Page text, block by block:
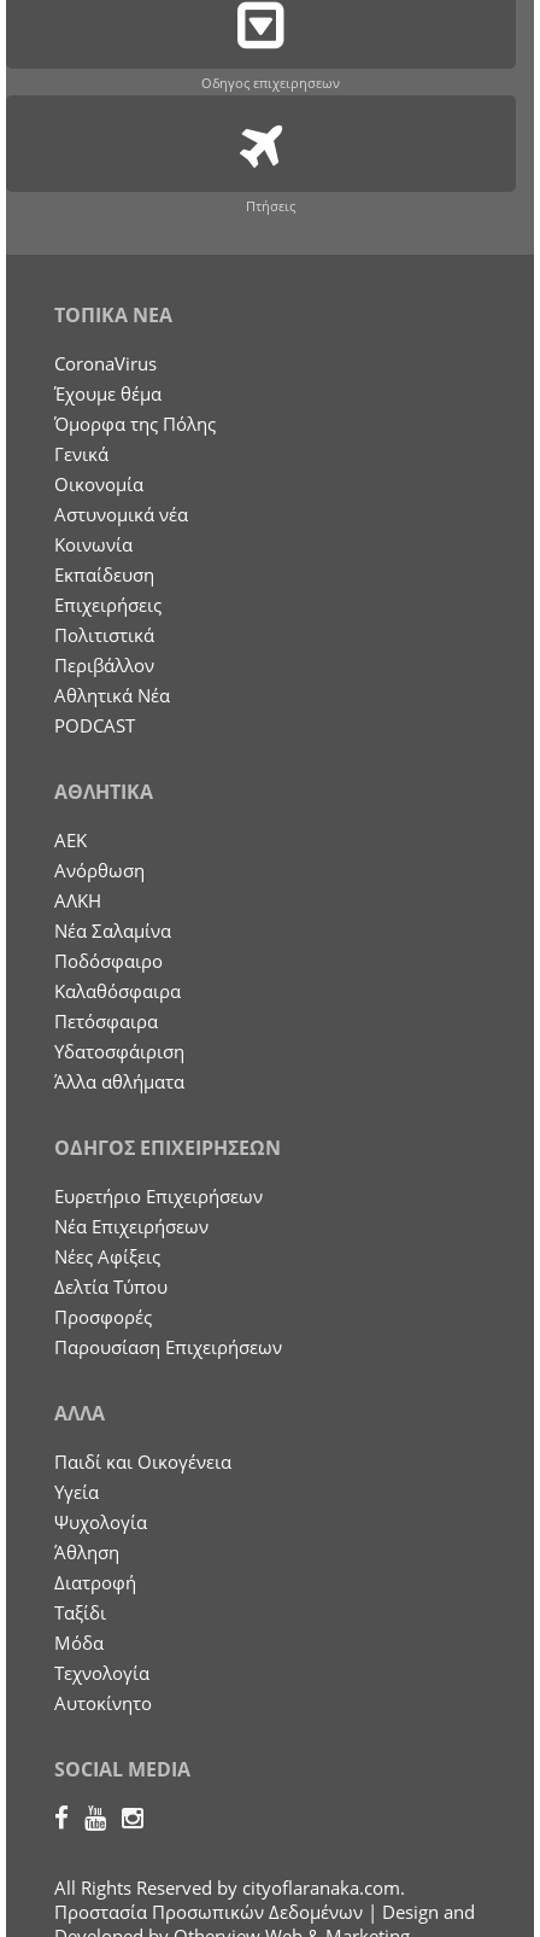
Οδηγος επιχειρησεων
Πτήσεις
ΤΟΠΙΚΑ ΝΕΑ
CoronaVirus
Έχουμε θέμα
Όμορφα της Πόλης
Γενικά
Οικονομία
Aστυνομικά νέα
Κοινωνία
Εκπαίδευση
Επιχειρήσεις
Πολιτιστικά
Περιβάλλον
Αθλητικά Νέα
PODCAST
ΑΘΛΗΤΙΚΑ
ΑΕΚ
Ανόρθωση
ΑΛΚΗ
Νέα Σαλαμίνα
Ποδόσφαιρο
Καλαθόσφαιρα
Πετόσφαιρα
Υδατοσφάιριση
Άλλα αθλήματα
ΟΔΗΓΟΣ ΕΠΙΧΕΙΡΗΣΕΩΝ
Ευρετήριο Επιχειρήσεων
Nέα Επιχειρήσεων
Νέες Αφίξεις
Δελτία Τύπου
Προσφορές
Παρουσίαση Επιχειρήσεων
ΑΛΛΑ
Παιδί και Οικογένεια
Υγεία
Ψυχολογία
Άθληση
Διατροφή
Ταξίδι
Μόδα
Τεχνολογία
Αυτοκίνητο
SOCIAL MEDIA
All Rights Reserved by cityoflaranaka.com.
Προστασία Προσωπικών Δεδομένων | Design and